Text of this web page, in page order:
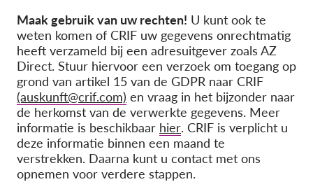
Maak gebruik van uw rechten! U kunt ook te
weten komen of CRIF uw gegevens onrechtmatig
heeft verzameld bij een adresuitgever zoals AZ
Direct. Stuur hiervoor een verzoek om toegang op
grond van artikel 15 van de GDPR naar CRIF
(auskunft@crif.com) en vraag in het bijzonder naar
de herkomst van de verwerkte gegevens. Meer
informatie is beschikbaar hier. CRIF is verplicht u
deze informatie binnen een maand te
verstrekken. Daarna kunt u contact met ons
opnemen voor verdere stappen.